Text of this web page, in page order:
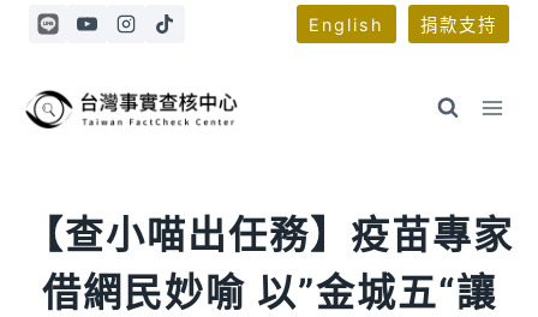
Skip
English 捐款支持
【查小喵出任務】疫苗專家
借網民妙喻 以”金城五“讓